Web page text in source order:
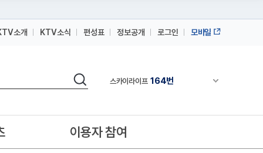
소개 KTV소식 편성표 정보공개 로그인 모바일
검색 채널안내 펼쳐
164번
IPTV(KT, SKB, LGU+) 64번
IPTV(KT, SKB, LGU+)
이용자 참여